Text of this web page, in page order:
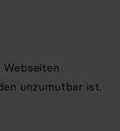
unzumutbar ist.